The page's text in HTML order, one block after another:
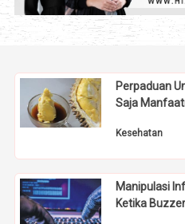
Perpaduan
Saja
Kesehatan
Manipulasi
Ketika